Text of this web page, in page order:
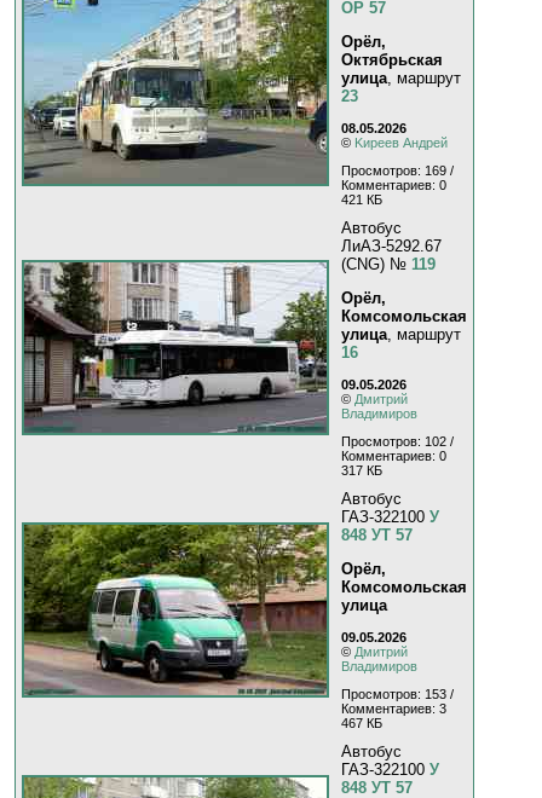
ОР 57
Орёл,
Октябрьская
улица, маршрут
23
08.05.2026
© Kиpeeв Aндpeй
Просмотров: 169 /
Комментариев: 0
421 КБ
Автобус
ЛиАЗ-5292.67
(CNG) № 119
Орёл,
Комсомольская
улица, маршрут
16
09.05.2026
© Дмитрий
Владимиров
Просмотров: 102 /
Комментариев: 0
317 КБ
Автобус
ГАЗ-322100 У
848 УТ 57
Орёл,
Комсомольская
улица
09.05.2026
© Дмитрий
Владимиров
Просмотров: 153 /
Комментариев: 3
467 КБ
Автобус
ГАЗ-322100 У
848 УТ 57